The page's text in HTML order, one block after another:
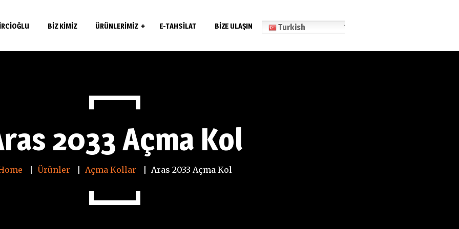
BIZ KIMIZ ÜRÜNLERIMIZ
Açma Kollar
Aksesuarlar
Kapı Fitilleri
E-TAHSILAT BIZE ULAŞIN Turkish
2033 Açma Kol
Ürünler Açma Kollar Aras 2033 Açma Kol